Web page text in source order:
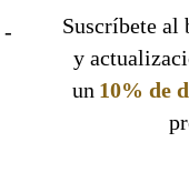
-
Suscríbete al
y
un 10% de